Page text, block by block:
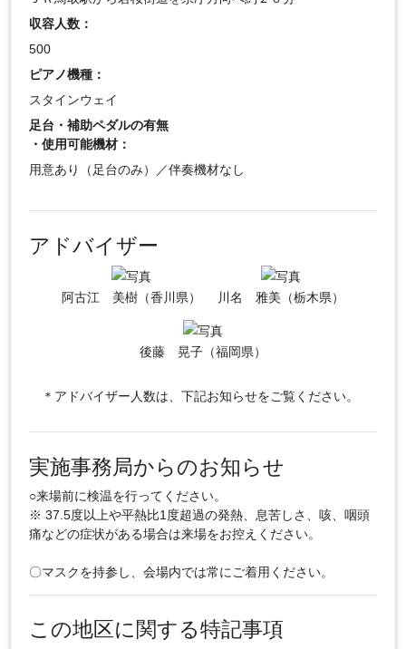
収容人数：
500
ピアノ機種：
スタインウェイ
足台・補助ペダルの有無
・使用可能機材：
用意あり（足台のみ）／伴奏機材なし
アドバイザー
阿古江 美樹（香川県） 川名 雅美（栃木県）
後藤 晃子（福岡県）
＊アドバイザー人数は、下記お知らせをご覧ください。
実施事務局からのお知らせ
○来場前に検温を行ってください。
※ 37.5度以上や平熱比1度超過の発熱、息苦しさ、咳、咽頭
痛などの症状がある場合は来場をお控えください。
〇マスクを持参し、会場内では常にご着用ください。
この地区に関する特記事項